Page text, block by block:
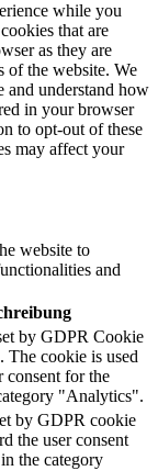
while you
that are
as they are
of the website. We
and understand how
in your browser
to opt-out of these
may affect your
website to
and
by GDPR Cookie
The cookie is used
consent for the
"Analytics".
by GDPR cookie
the user consent
the category